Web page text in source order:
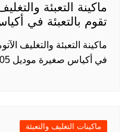
ماكينة التعبئة
تقوم بالتعبئة في
ماكينة التعبئة والتغليف
في أكياس صغيرة موديل 505 ماركة مهندس منسي
ماكينات التغليف والتعبئة